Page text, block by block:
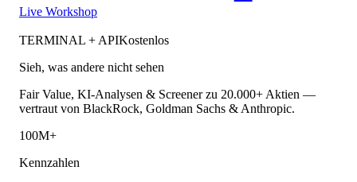
Live Workshop
TERMINAL + APIKostenlos
Sieh, was andere nicht sehen
Fair Value, KI-Analysen & Screener zu 20.000+ Aktien —
vertraut von BlackRock, Goldman Sachs & Anthropic.
100M+
Kennzahlen